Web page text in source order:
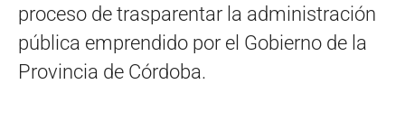
proceso de trasparentar la administración
pública emprendido por el Gobierno de la
Provincia de Córdoba.